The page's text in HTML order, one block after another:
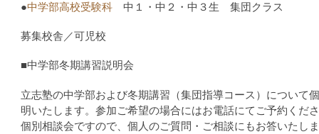
●中学部高校受験科 中１・中２・中３生 集団クラス
募集校舎／可児校
■中学部冬期講習説明会
立志塾の中学部および冬期講習（集団指導コース）について
明いたします。参加ご希望の場合にはお電話にてご予約くだ
個別相談会ですので、個人のご質問・ご相談にもお答いたし